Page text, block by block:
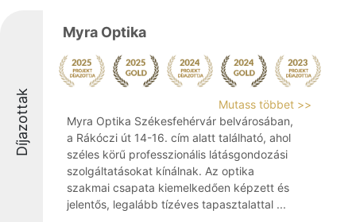
Díjazottak
Myra Optika
Mutass többet >>
Myra Optika Székesfehérvár belvárosában,
a Rákóczi út 14-16. cím alatt található, ahol
széles körű professzionális látásgondozási
szolgáltatásokat kínálnak. Az optika
szakmai csapata kiemelkedően képzett és
jelentős, legalább tízéves tapasztalattal ...